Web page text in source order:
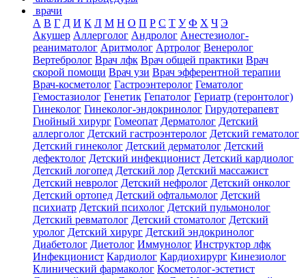
врачи
А В Г Д И К Л М Н О П Р С Т У Ф Х Ч Э
Акушер Аллерголог Андролог Анестезиолог-
реаниматолог Аритмолог Артролог Венеролог
Вертебролог Врач лфк Врач общей практики Врач
скорой помощи Врач узи Врач эфферентной терапии
Врач-косметолог Гастроэнтеролог Гематолог
Гемостазиолог Генетик Гепатолог Гериатр (геронтолог)
Гинеколог Гинеколог-эндокринолог Гирудотерапевт
Гнойный хирург Гомеопат Дерматолог Детский
аллерголог Детский гастроэнтеролог Детский гематолог
Детский гинеколог Детский дерматолог Детский
дефектолог Детский инфекционист Детский кардиолог
Детский логопед Детский лор Детский массажист
Детский невролог Детский нефролог Детский онколог
Детский ортопед Детский офтальмолог Детский
психиатр Детский психолог Детский пульмонолог
Детский ревматолог Детский стоматолог Детский
уролог Детский хирург Детский эндокринолог
Диабетолог Диетолог Иммунолог Инструктор лфк
Инфекционист Кардиолог Кардиохирург Кинезиолог
Клинический фармаколог Косметолог-эстетист